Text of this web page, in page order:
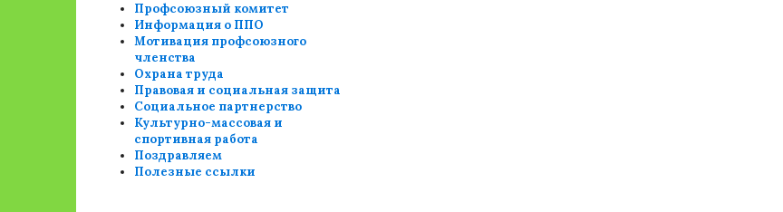
Профсоюзный комитет
Информация о ППО
Мотивация профсоюзного
членства
Охрана труда
Правовая и социальная защита
Социальное партнерство
Культурно-массовая и
спортивная работа
Поздравляем
Полезные ссылки